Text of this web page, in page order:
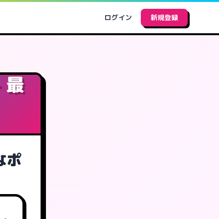
ログイン 新規登録
最
ポ